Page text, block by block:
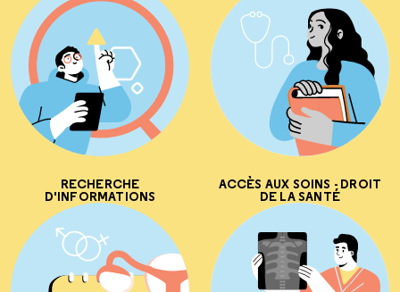
RECHERCHE
D'INFORMATIONS
ACCÈS AUX SOINS - DROIT
DE LA SANTÉ